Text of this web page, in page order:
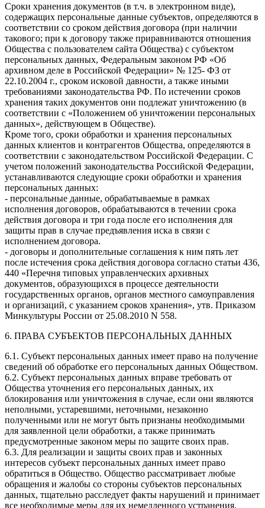
Сроки хранения документов (в т.ч. в электронном виде),
содержащих персональные данные субъектов, определяются в
соответствии со сроком действия договора (при наличии
такового; при к договору также приравниваются отношения
Общества с пользователем сайта Общества) с субъектом
персональных данных, Федеральным законом РФ «Об
архивном деле в Российской Федерации» № 125- ФЗ от
22.10.2004 г., сроком исковой давности, а также иными
требованиями законодательства РФ. По истечении сроков
хранения таких документов они подлежат уничтожению (в
соответствии с «Положением об уничтожении персональных
данных», действующем в Обществе).
Кроме того, сроки обработки и хранения персональных
данных клиентов и контрагентов Общества, определяются в
соответствии с законодательством Российской Федерации. С
учетом положений законодательства Российской Федерации,
устанавливаются следующие сроки обработки и хранения
персональных данных:
- персональные данные, обрабатываемые в рамках
исполнения договоров, обрабатываются в течении срока
действия договора и три года после его исполнения для
защиты прав в случае предъявления иска в связи с
исполнением договора.
- договоры и дополнительные соглашения к ним пять лет
после истечения срока действия договора согласно статьи 436,
440 «Перечня типовых управленческих архивных
документов, образующихся в процессе деятельности
государственных органов, органов местного самоуправления
и организаций, с указанием сроков хранения», утв. Приказом
Минкультуры России от 25.08.2010 N 558.
6. ПРАВА СУБЪЕКТОВ ПЕРСОНАЛЬНЫХ ДАННЫХ
6.1. Субъект персональных данных имеет право на получение
сведений об обработке его персональных данных Обществом.
6.2. Субъект персональных данных вправе требовать от
Общества уточнения его персональных данных, их
блокирования или уничтожения в случае, если они являются
неполными, устаревшими, неточными, незаконно
полученными или не могут быть признаны необходимыми
для заявленной цели обработки, а также принимать
предусмотренные законом меры по защите своих прав.
6.3. Для реализации и защиты своих прав и законных
интересов субъект персональных данных имеет право
обратиться в Общество. Общество рассматривает любые
обращения и жалобы со стороны субъектов персональных
данных, тщательно расследует факты нарушений и принимает
все необходимые меры для их немедленного устранения,